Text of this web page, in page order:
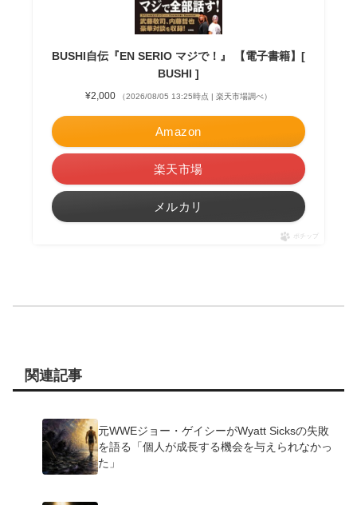
BUSHI自伝『EN SERIO マジで！』 【電子書籍】[
BUSHI ]
¥2,000 （2026/08/05 13:25時点 | 楽天市場調べ）
Amazon
楽天市場
メルカリ
ポチップ
関連記事
元WWEジョー・ゲイシーがWyatt Sicksの失敗
を語る「個人が成長する機会を与えられなかっ
た」